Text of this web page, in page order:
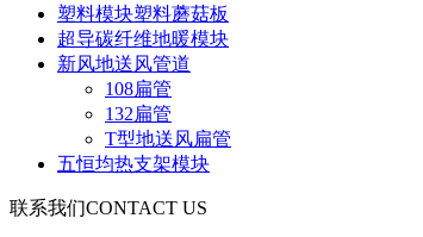
塑料模块塑料蘑菇板
超导碳纤维地暖模块
新风地送风管道
108扁管
132扁管
T型地送风扁管
五恒均热支架模块
联系我们CONTACT US